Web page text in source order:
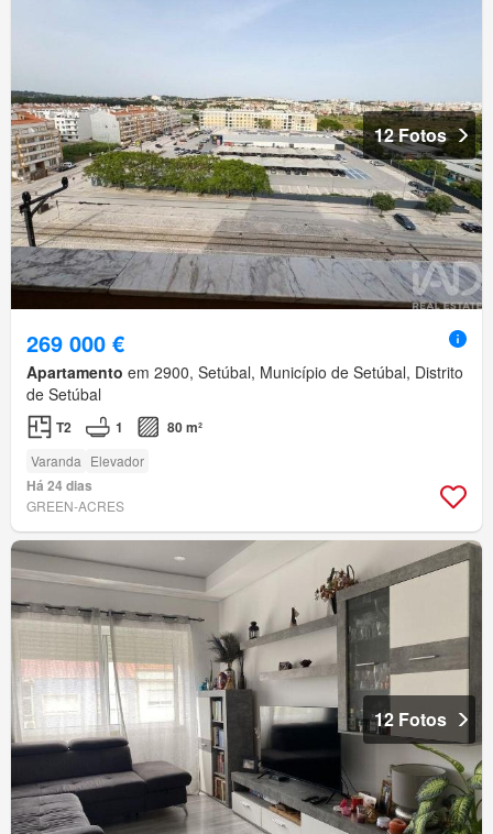
12 Fotos
269 000 €
Apartamento em 2900, Setúbal, Município de Setúbal, Distrito
de Setúbal
T2 1 80 m²
Varanda Elevador
Há 24 dias
GREEN-ACRES
12 Fotos